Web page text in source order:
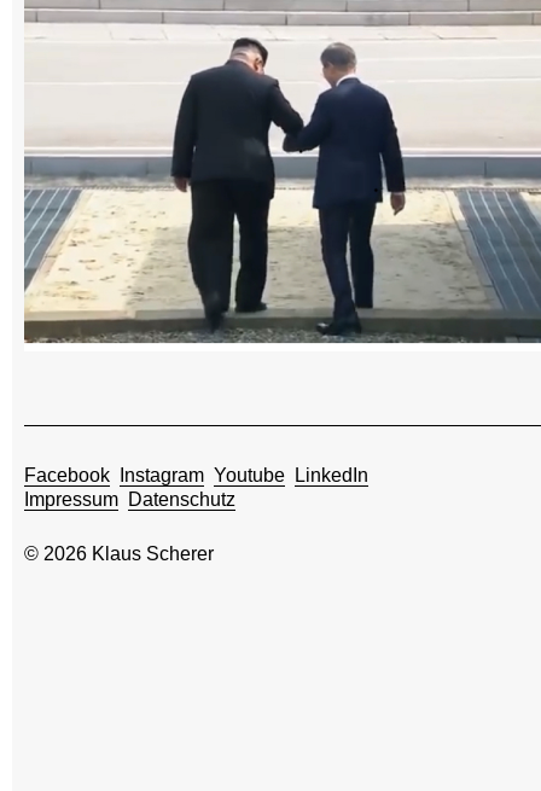
Facebook Instagram Youtube
LinkedIn
Impressum Datenschutz
© 2026 Klaus Scherer